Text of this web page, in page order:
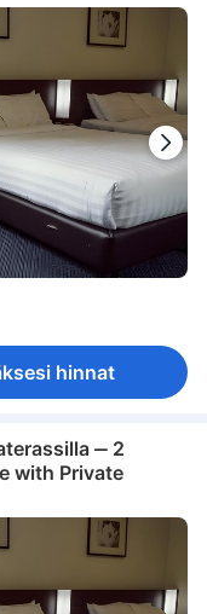
hinnat
‒ 2
with Private